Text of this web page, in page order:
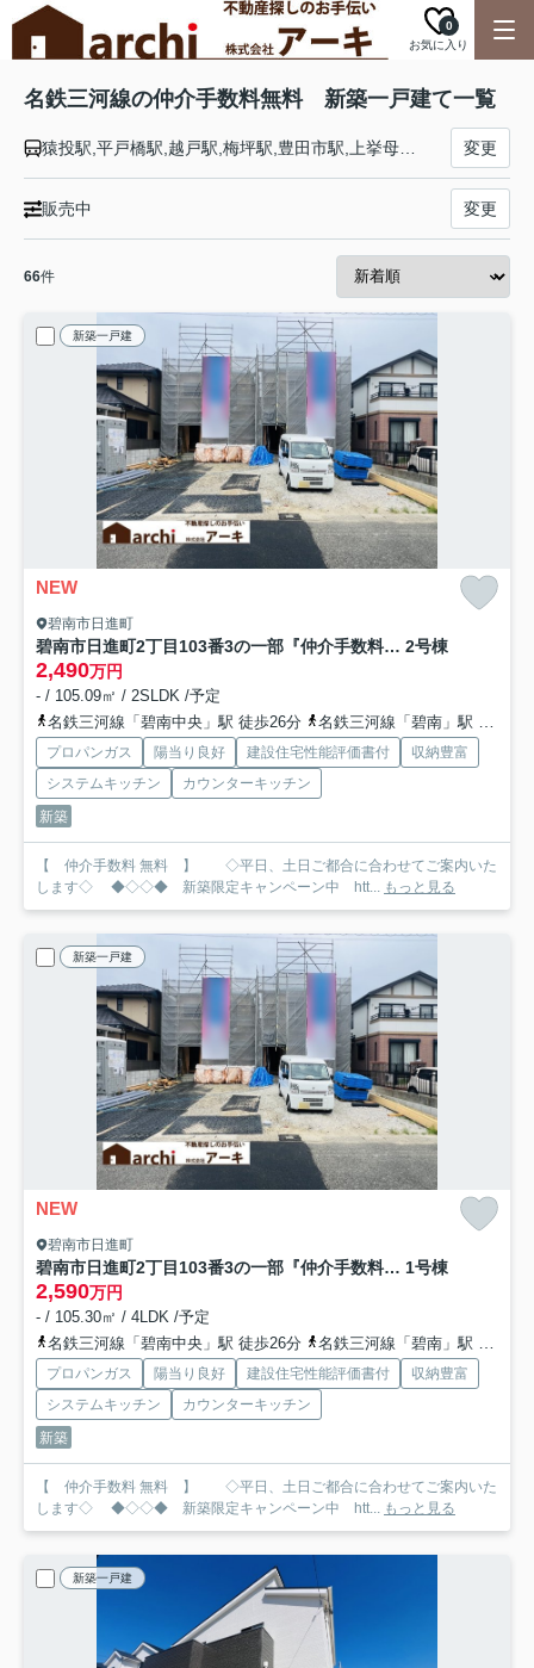
お気に入り
0
名鉄三河線の仲介手数料無料 新築一戸建て一覧
変更
販売中 変更
66件
新築一戸建
NEW
碧南市日進町
碧南市日進町2丁目103番3の一部『仲介手数料無料』新築一戸建て・建売 2号棟
2,490万円
- / 105.09㎡ / 2SLDK /予定
名鉄三河線「碧南中央」駅 徒歩26分
名鉄三河線「碧南」駅 徒歩27分
プロパンガス 陽当り良好 建設住宅性能評価書付
収納豊富
システムキッチン
カウンターキッチン
新築
【 仲介手数料 無料 】 ◇平日、土日ご都合に合わせてご案内いた
します◇ ◆◇◇◆ 新築限定キャンペーン中 htt... もっと見る
新築一戸建
NEW
碧南市日進町
碧南市日進町2丁目103番3の一部『仲介手数料無料』新築一戸建て・建売 1号棟
2,590万円
- / 105.30㎡ / 4LDK /予定
名鉄三河線「碧南中央」駅 徒歩26分
名鉄三河線「碧南」駅 徒歩27分
プロパンガス 陽当り良好 建設住宅性能評価書付
収納豊富
システムキッチン
カウンターキッチン
新築
【 仲介手数料 無料 】 ◇平日、土日ご都合に合わせてご案内いた
します◇ ◆◇◇◆ 新築限定キャンペーン中 htt... もっと見る
新築一戸建